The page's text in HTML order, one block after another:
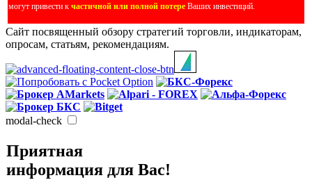
могут привести к частичной или полной потере Ваших инвестиций.
Сайт посвященный обзору стратегий торговли, индикаторам,
опросам, статьям, рекомендациям.
modal-check
Приятная
информация для Вас!